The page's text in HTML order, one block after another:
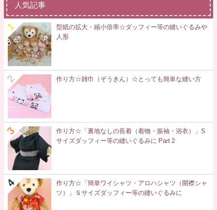
人気記事
型紙の拡大・縮小倍率☆ダッフィー等の縫いぐるみや
人形
作り方☆雑巾（ぞうきん）☆とっても簡単な縫い方
作り方☆「裏地なしの長着（着物・振袖・浴衣）」S
サイズダッフィー等の縫いぐるみに Part 2
作り方☆「簡単ワイシャツ・アロハシャツ（開襟シャ
ツ）」Ｓサイズダッフィー等の縫いぐるみに